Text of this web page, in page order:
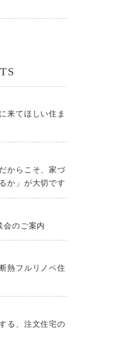
来てほしい住ま
からこそ、家づ
か」が大切です
のご案内
熱フルリノベ住
る、注文住宅の